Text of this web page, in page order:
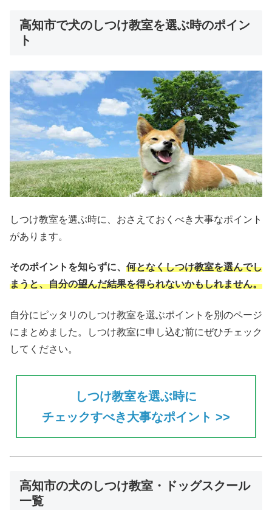
高知市で犬のしつけ教室を選ぶ時のポイン
ト
しつけ教室を選ぶ時に、おさえておくべき大事なポイント
があります。
そのポイントを知らずに、 何となくしつけ教室を選んでし
まうと、自分の望んだ結果を得られないかもしれません。
自分にピッタリのしつけ教室を選ぶポイントを別のページ
にまとめました。しつけ教室に申し込む前にぜひチェック
してください。
しつけ教室を選ぶ時に
チェックすべき大事なポイント >>
高知市の犬のしつけ教室・ドッグスクール
一覧